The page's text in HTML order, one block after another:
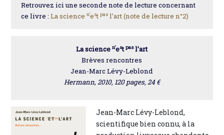
Retrouvez ici une seconde note de lecture concernant
ce livre :La sciencen’estpas l’art (note de lecture n°2)
La sciencen’estpasl’art
Brèves rencontres
Jean-Marc Lévy-Leblond
Hermann, 2010, 120 pages, 24 €
Jean-Marc Lévy-Leblond,
scientifique bien connu, à la